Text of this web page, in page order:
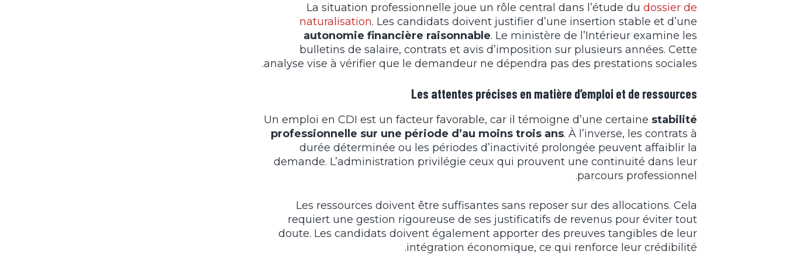
La situation professionnelle joue un rôle central dans l’étude du dossier de
naturalisation. Les candidats doivent justifier d’une insertion stable et d’une
autonomie financière raisonnable. Le ministère de l’Intérieur examine les
bulletins de salaire, contrats et avis d’imposition sur plusieurs années. Cette
analyse vise à vérifier que le demandeur ne dépendra pas des prestations sociales.
Les attentes précises en matière d’emploi et de ressources
Un emploi en CDI est un facteur favorable, car il témoigne d’une certaine stabilité
professionnelle sur une période d’au moins trois ans. À l’inverse, les contrats à
durée déterminée ou les périodes d’inactivité prolongée peuvent affaiblir la
demande. L’administration privilégie ceux qui prouvent une continuité dans leur
parcours professionnel.
Les ressources doivent être suffisantes sans reposer sur des allocations. Cela
requiert une gestion rigoureuse de ses justificatifs de revenus pour éviter tout
doute. Les candidats doivent également apporter des preuves tangibles de leur
intégration économique, ce qui renforce leur crédibilité.